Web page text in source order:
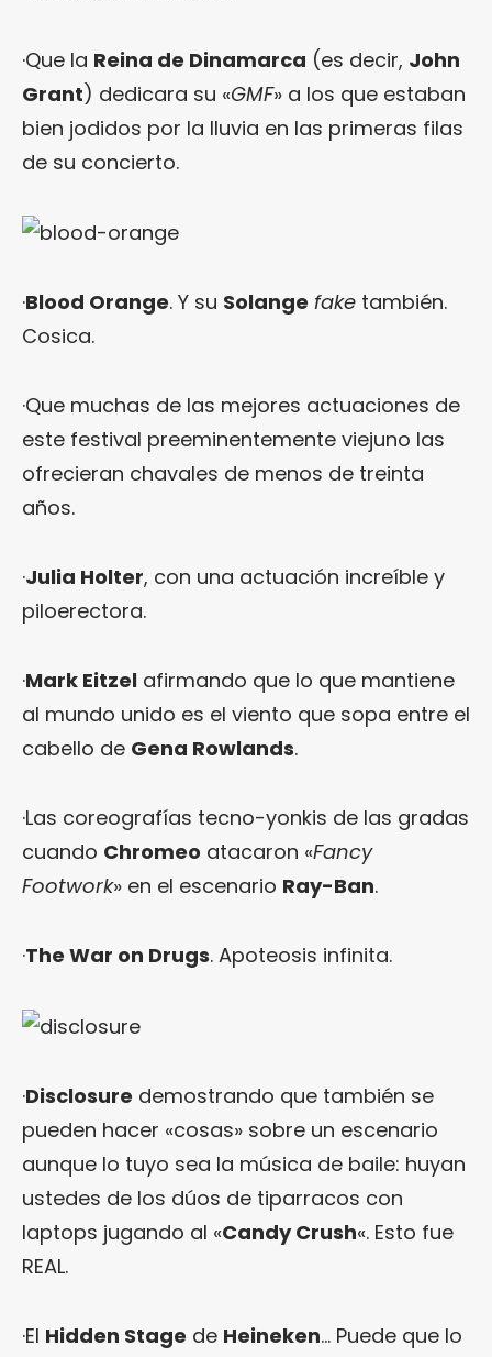
·Que la Reina de Dinamarca (es decir, John
Grant) dedicara su «GMF» a los que estaban
bien jodidos por la lluvia en las primeras filas
de su concierto.
·Blood Orange. Y su Solange fake también.
Cosica.
·Que muchas de las mejores actuaciones de
este festival preeminentemente viejuno las
ofrecieran chavales de menos de treinta
años.
·Julia Holter, con una actuación increíble y
piloerectora.
·Mark Eitzel afirmando que lo que mantiene
al mundo unido es el viento que sopa entre el
cabello de Gena Rowlands.
·Las coreografías tecno-yonkis de las gradas
cuando Chromeo atacaron «Fancy
Footwork» en el escenario Ray-Ban.
·The War on Drugs. Apoteosis infinita.
·Disclosure demostrando que también se
pueden hacer «cosas» sobre un escenario
aunque lo tuyo sea la música de baile: huyan
ustedes de los dúos de tiparracos con
laptops jugando al «Candy Crush«. Esto fue
REAL.
·El Hidden Stage de Heineken… Puede que lo